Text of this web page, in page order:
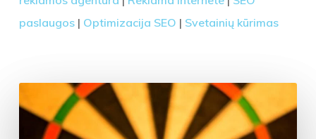
paslaugos| Optimizacija SEO | Svetainių kūrimas